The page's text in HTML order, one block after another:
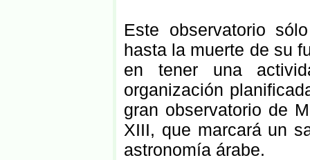
Este observatorio
hasta la muerte de su
en tener una
organización
gran observatorio de
XIII, que marcará un
astronomía árabe.